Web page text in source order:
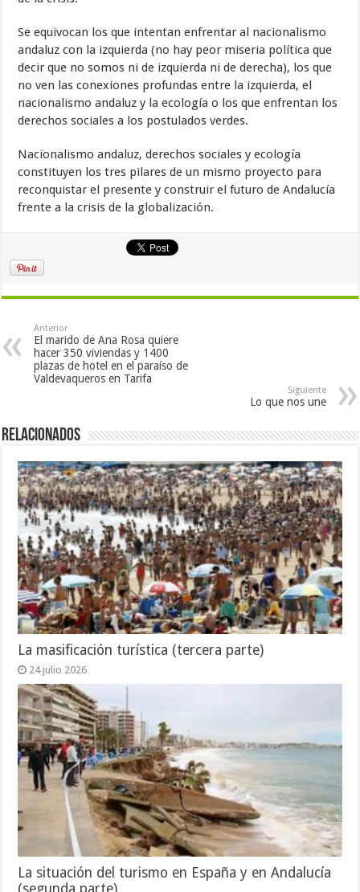
Se equivocan los que intentan enfrentar al nacionalismo
andaluz con la izquierda (no hay peor miseria política que
decir que no somos ni de izquierda ni de derecha), los que
no ven las conexiones profundas entre la izquierda, el
nacionalismo andaluz y la ecología o los que enfrentan los
derechos sociales a los postulados verdes.
Nacionalismo andaluz, derechos sociales y ecología
constituyen los tres pilares de un mismo proyecto para
reconquistar el presente y construir el futuro de Andalucía
frente a la crisis de la globalización.
Anterior
El marido de Ana Rosa quiere
hacer 350 viviendas y 1400
plazas de hotel en el paraíso de
Valdevaqueros en Tarifa
Siguiente
Lo que nos une
Relacionados
La masificación turística (tercera parte)
24 julio 2026
La situación del turismo en España y en Andalucía
(segunda parte)